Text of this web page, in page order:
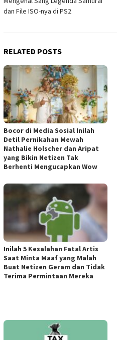
dan File ISO-nya di PS2
RELATED POSTS
Bocor di Media Sosial Inilah
Detil Pernikahan Mewah
Nathalie Holscher dan Aripat
yang Bikin Netizen Tak
Berhenti Mengucapkan Wow
Inilah 5 Kesalahan Fatal Artis
Saat Minta Maaf yang Malah
Buat Netizen Geram dan Tidak
Terima Permintaan Mereka